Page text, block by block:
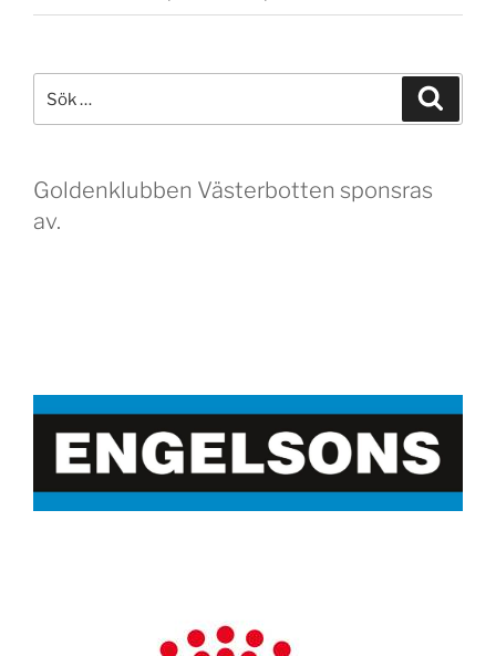
efter:
Goldenklubben Västerbotten sponsras
av.